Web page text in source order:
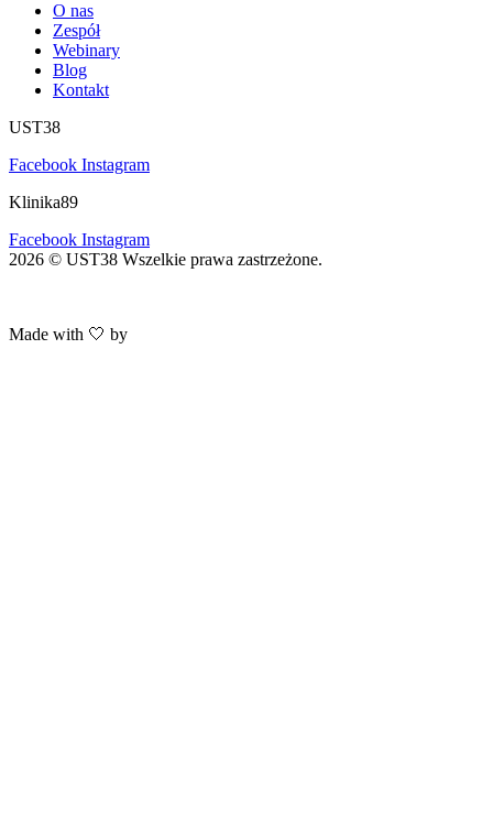
O nas
Zespół
Webinary
Blog
Kontakt
UST38
Facebook Instagram
Klinika89
Facebook Instagram
2026 © UST38 Wszelkie prawa zastrzeżone.
Made with 🤍 by